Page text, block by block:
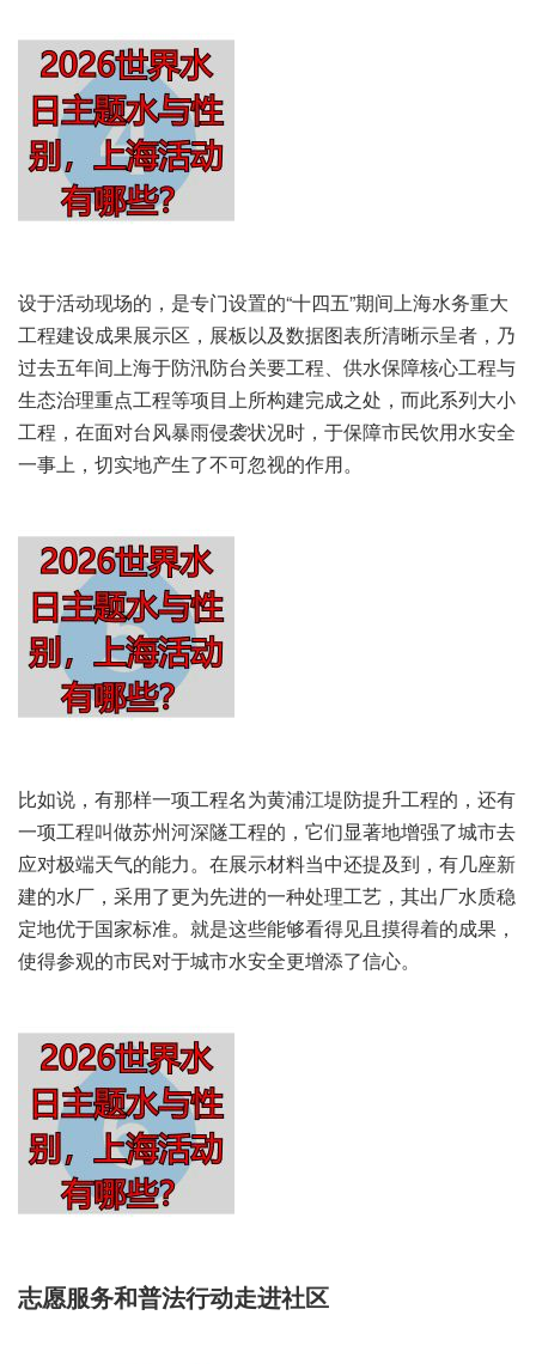
设于活动现场的，是专门设置的“十四五”期间上海水务重大
工程建设成果展示区，展板以及数据图表所清晰示呈者，乃
过去五年间上海于防汛防台关要工程、供水保障核心工程与
生态治理重点工程等项目上所构建完成之处，而此系列大小
工程，在面对台风暴雨侵袭状况时，于保障市民饮用水安全
一事上，切实地产生了不可忽视的作用。
比如说，有那样一项工程名为黄浦江堤防提升工程的，还有
一项工程叫做苏州河深隧工程的，它们显著地增强了城市去
应对极端天气的能力。在展示材料当中还提及到，有几座新
建的水厂，采用了更为先进的一种处理工艺，其出厂水质稳
定地优于国家标准。就是这些能够看得见且摸得着的成果，
使得参观的市民对于城市水安全更增添了信心。
志愿服务和普法行动走进社区